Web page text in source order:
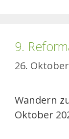
9.
26.
Wandern
Oktober